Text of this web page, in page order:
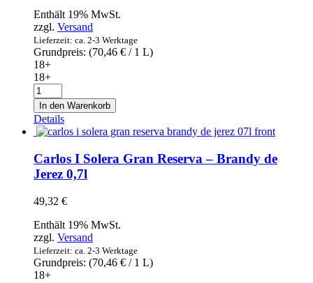
Enthält 19% MwSt.
zzgl. Versand
Lieferzeit: ca. 2-3 Werktage
Grundpreis: (70,46 € / 1 L)
18+
18+
Cardenal
Mendoza
Solera
Gran
Reserva
Brandy
de
0,7l
In den Warenkorb
Details
Carlos I Solera Gran Reserva – Brandy de
Jerez 0,7l
49,32 €
Enthält 19% MwSt.
zzgl. Versand
Lieferzeit: ca. 2-3 Werktage
Grundpreis: (70,46 € / 1 L)
18+